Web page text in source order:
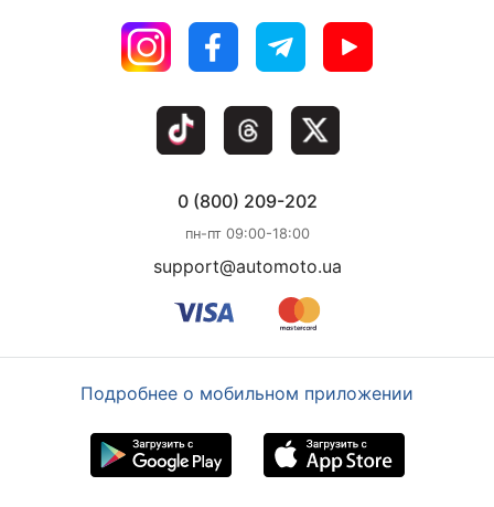
0 (800) 209-202
пн-пт 09:00-18:00
support@automoto.ua
Подробнее о мобильном приложении